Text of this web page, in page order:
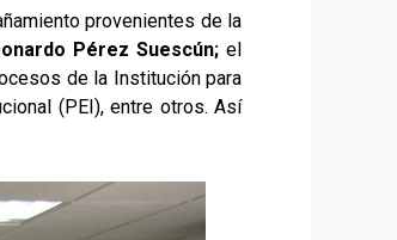
provenientes de la
Pérez Suescún;el
de la Institución para
(PEI), entre otros. Así